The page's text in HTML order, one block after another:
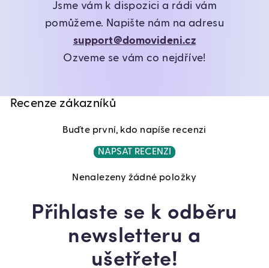
Jsme vám k dispozici a rádi vám
pomůžeme. Napište nám na adresu
support@domovideni.cz
Ozveme se vám co nejdříve!
Recenze zákazníků
Buďte první, kdo napíše recenzi
NAPSAT RECENZI
Nenalezeny žádné položky
Přihlaste se k odběru
newsletteru a
ušetřete!